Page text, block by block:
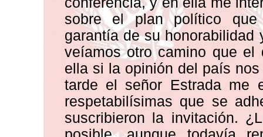
sobre el plan político que
garantía de su
veíamos otro camino que
ella si la opinión del país
tarde el señor Estrada me
respetabilísimas que se
suscribieron la invitación.